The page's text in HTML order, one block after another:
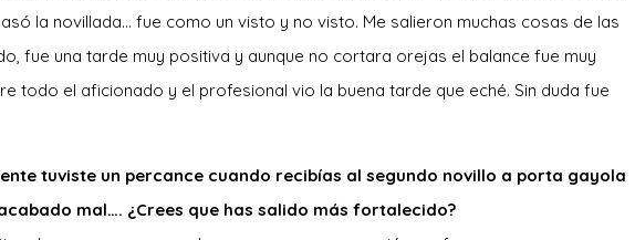
la novillada… fue como un visto y no visto. Me salieron muchas cosas de las
fue una tarde muy positiva y aunque no cortara orejas el balance fue muy
todo el aficionado y el profesional vio la buena tarde que eché. Sin duda fue
tuviste un percance cuando recibías al segundo novillo a porta gayola
mal…. ¿Crees que has salido más fortalecido?